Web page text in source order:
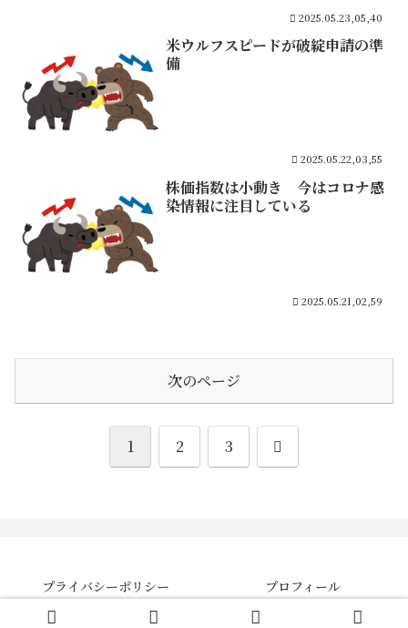
2025.05.23,05,40
米ウルフスピードが破綻申請の準
備
2025.05.22,03,55
株価指数は小動き 今はコロナ感
染情報に注目している
2025.05.21,02,59
次のページ
1 2 3
次
プライバシーポリシー
プロフィール
© 2021 【さきよみ】株・FX・CFDの投資情報ブログ .